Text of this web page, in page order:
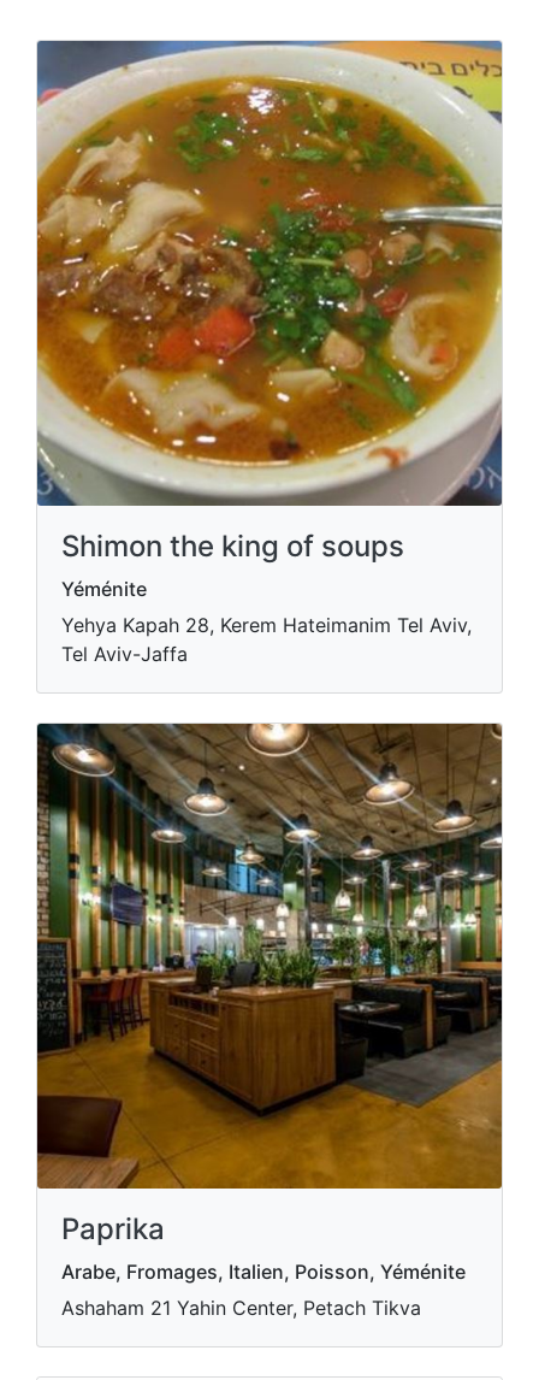
Shimon the king of soups
Yéménite
Yehya Kapah 28, Kerem Hateimanim Tel Aviv,
Tel Aviv-Jaffa
Paprika
Arabe, Fromages, Italien, Poisson, Yéménite
Ashaham 21 Yahin Center, Petach Tikva